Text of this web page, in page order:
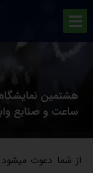
هشتمین
ساعت و صنایع
از شما دعوت